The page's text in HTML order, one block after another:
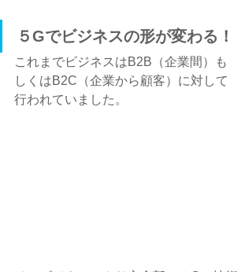
５Gでビジネスの形が変わる！
これまでビジネスはB2B（企業間）も
しくはB2C（企業から顧客）に対して
行われていました。